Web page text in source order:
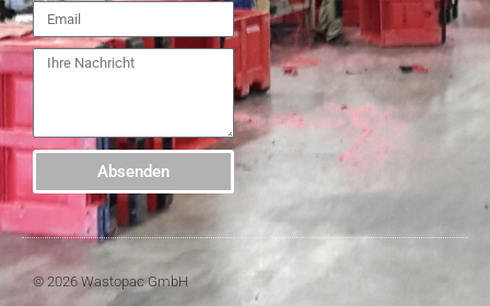
Absenden
© 2026 Wastopac GmbH